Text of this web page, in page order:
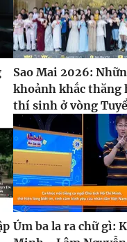
Sao Mai 2026:
khoảnh khắc thăng
thí sinh ở vòng
Úm ba la ra chữ gì: